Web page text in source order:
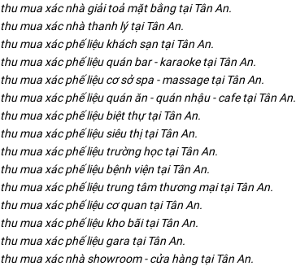
mua xác nhà giải toả mặt bằng tại Tân An.
mua xác nhà thanh lý tại Tân An.
mua xác phế liệu khách sạn tại Tân An.
mua xác phế liệu quán bar - karaoke tại Tân An.
mua xác phế liệu cơ sở spa - massage tại Tân An.
mua xác phế liệu quán ăn - quán nhậu - cafe tại Tân An.
mua xác phế liệu biệt thự tại Tân An.
mua xác phế liệu siêu thị tại Tân An.
mua xác phế liệu trường học tại Tân An.
mua xác phế liệu bệnh viện tại Tân An.
mua xác phế liệu trung tâm thương mại tại Tân An.
mua xác phế liệu cơ quan tại Tân An.
mua xác phế liệu kho bãi tại Tân An.
mua xác phế liệu gara tại Tân An.
mua xác nhà showroom - cửa hàng tại Tân An.